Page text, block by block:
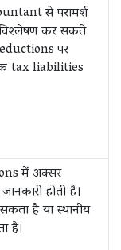
से परामर्श
कर सकते
पर
tax liabilities
में अक्सर
होती है।
है या स्थानीय
है।